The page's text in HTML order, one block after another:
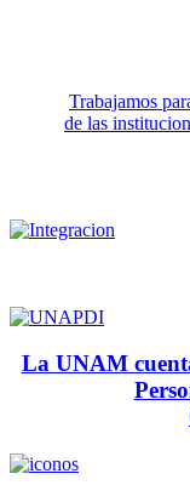
Trabajamos
de las
La UNAM